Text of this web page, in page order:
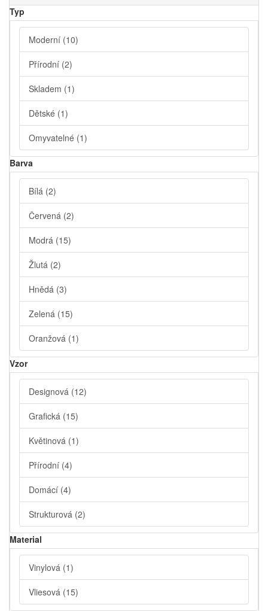
Typ
Moderní (10)
Přírodní (2)
Skladem (1)
Dětské (1)
Omyvatelné (1)
Barva
Bílá (2)
Červená (2)
Modrá (15)
Žlutá (2)
Hnědá (3)
Zelená (15)
Oranžová (1)
Vzor
Designová (12)
Grafická (15)
Květinová (1)
Přírodní (4)
Domácí (4)
Strukturová (2)
Material
Vinylová (1)
Vliesová (15)